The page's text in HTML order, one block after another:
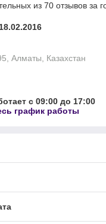
из 70 отзывов за
Алматы, Казахстан
с 09:00 до 17:00
график работы